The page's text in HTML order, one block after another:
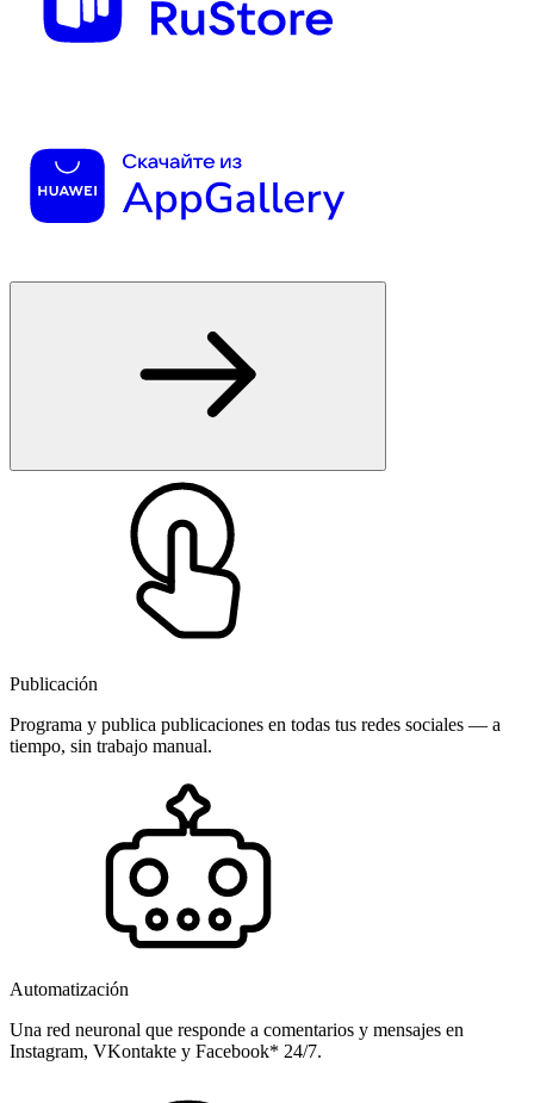
Publicación
Programa y publica publicaciones en todas tus redes sociales — a
tiempo, sin trabajo manual.
Automatización
Una red neuronal que responde a comentarios y mensajes en
Instagram, VKontakte y Facebook* 24/7.